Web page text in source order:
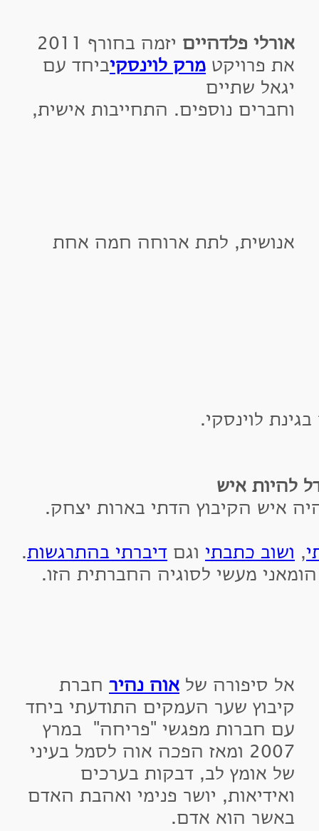
פלדהיים
יזמה בחורף 2011
פרויקטמרק לוינסקיביחד עם
שתיים
נוספים. התחייבות אישית,
לתת ארוחה חמה אחת
לוינסקי.
איש
הקיבוץ הדתי בארות יצחק.
כתבתיוגםדיברתי בהתרגשות.
מעשי לסוגיה החברתית הזו.
סיפורה של אוה נהיר חברת
שער העמקים התודעתי ביחד
חברות מפגשי "פריחה" במרץ
2007 ומאז הפכה אוה לסמל בעיני
אומץ לב, דבקות בערכים
יושר פנימי ואהבת האדם
הוא אדם.